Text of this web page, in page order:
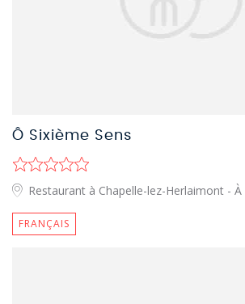
Ô Sixième Sens
Restaurant à Chapelle-lez-Herlaimont -
FRANÇAIS